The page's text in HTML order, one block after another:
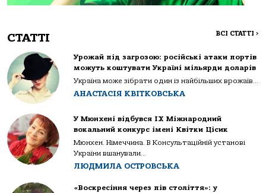
СТАТТІ ВСІ СТАТТІ >
Урожай під загрозою: російські атаки портів
можуть коштувати Україні мільярди доларів
Україна може зібрати один із найбільших врожаїв...
АНАСТАСІЯ КВІТКОВСЬКА
У Мюнхені відбувся IX Міжнародний
вокальний конкурс імені Квітки Цісик
Мюнхен. Німеччина. В Консультаційній установі
України вшанували...
ЛЮДМИЛА ОСТРОВСЬКА
«Воскресіння через пів століття»: у